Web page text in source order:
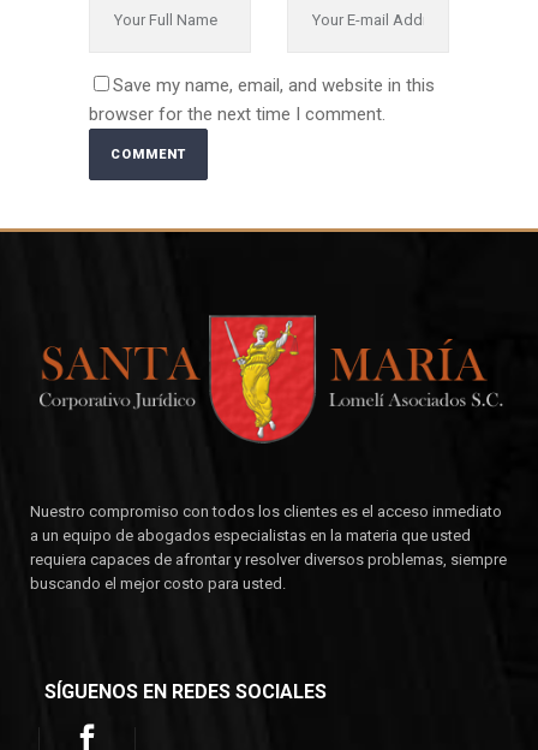
Save my name, email, and website in this
browser for the next time I comment.
Nuestro compromiso con todos los clientes es el acceso inmediato
a un equipo de abogados especialistas en la materia que usted
requiera capaces de afrontar y resolver diversos problemas, siempre
buscando el mejor costo para usted.
SÍGUENOS EN REDES SOCIALES